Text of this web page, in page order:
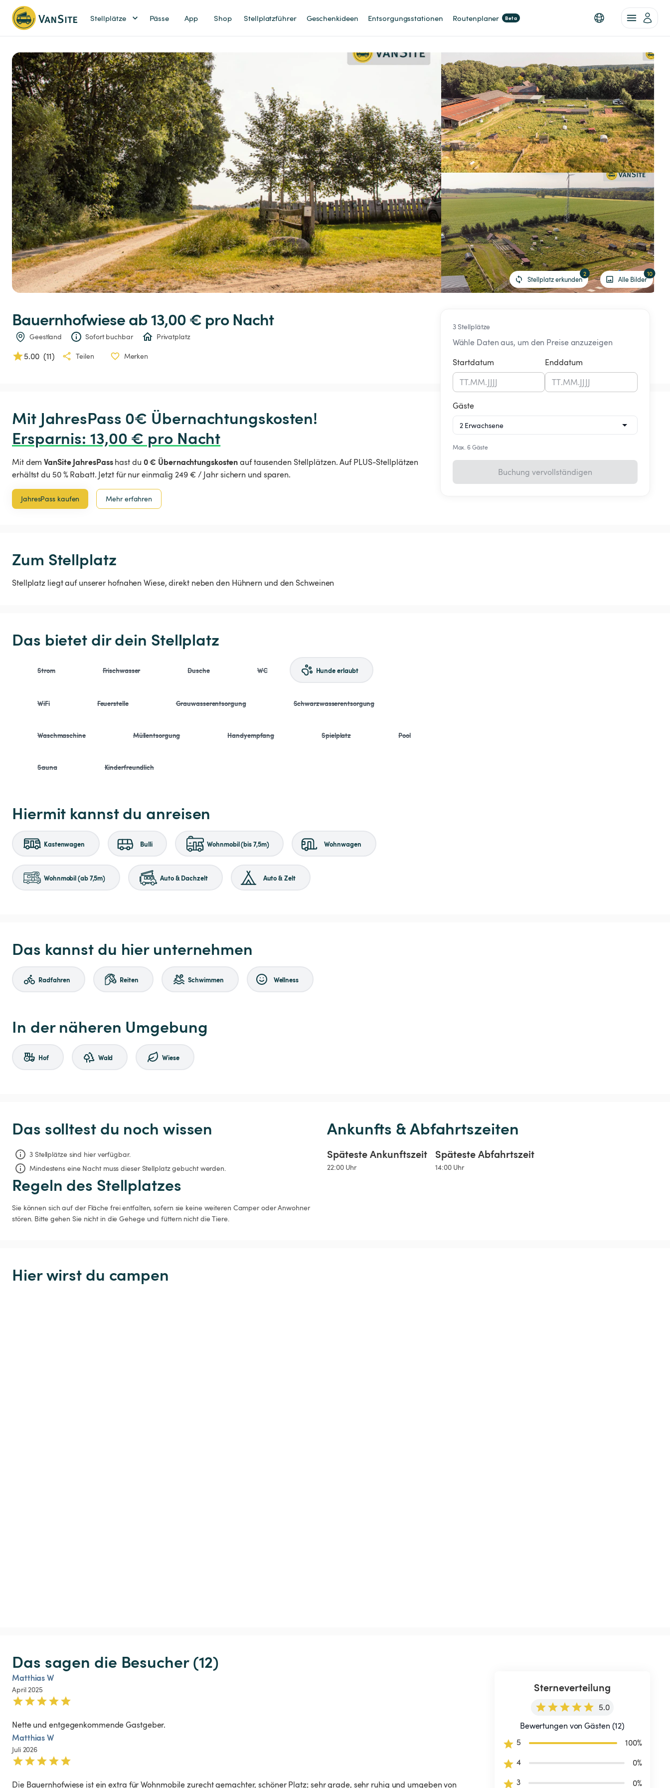
Stellplätze Pässe App Shop Stellplatzführer Geschenkideen Entsorgungsstationen Routenplaner Beta
Alle Bilder
10
Stellplatz erkunden
2
Bauernhofwiese ab 13,00 € pro Nacht
Geestland Sofort buchbar Privatplatz
5.00 (11) Teilen Merken
3 Stellplätze
Wähle Daten aus, um den Preise anzuzeigen
Startdatum
TT.MM.JJJJ
Enddatum
TT.MM.JJJJ
Gäste
Max. 6 Gäste
Buchung vervollständigen
Ersparnis: 13,00 € pro Nacht
Mit demVanSite JahresPasshast du 0 € Übernachtungskostenauf tausenden Stellplätzen. Auf PLUS-Stellplätzen
erhältst du 50 % Rabatt. Jetzt für nur einmalig 249 € / Jahr sichern und sparen.
JahresPass kaufen Mehr erfahren
Zum Stellplatz
Stellplatz liegt auf unserer hofnahen Wiese, direkt neben den Hühnern und den Schweinen
Das bietet dir dein Stellplatz
Strom Frischwasser Dusche WC Hunde erlaubt
WiFi Feuerstelle Grauwasserentsorgung Schwarzwasserentsorgung
Waschmaschine Müllentsorgung Handyempfang Spielplatz Pool
Sauna Kinderfreundlich
Hiermit kannst du anreisen
Kastenwagen Bulli Wohnmobil (bis 7,5m) Wohnwagen
Wohnmobil (ab 7,5m) Auto & Dachzelt Auto & Zelt
Das kannst du hier unternehmen
Radfahren Reiten Schwimmen Wellness
In der näheren Umgebung
Hof Wald Wiese
Das solltest du noch wissen
3 Stellplätze sind hier verfügbar.
Mindestens eine Nacht muss dieser Stellplatz gebucht werden.
Ankunfts & Abfahrtszeiten
Späteste Ankunftszeit
22:00 Uhr
Späteste Abfahrtszeit
14:00 Uhr
Regeln des Stellplatzes
Sie können sich auf der Fläche frei entfalten, sofern sie keine weiteren Camper oder Anwohner
stören. Bitte gehen Sie nicht in die Gehege und füttern nicht die Tiere.
Hier wirst du campen
Das sagen die Besucher (12)
Matthias W
April 2025
Nette und entgegenkommende Gastgeber.
Matthias W
Juli 2026
Die Bauernhofwiese ist ein extra für Wohnmobile zurecht gemachter, schöner Platz; sehr grade, sehr ruhig und umgeben von
Sterneverteilung
5.0
Bewertungen von Gästen (12)
5
100%
4
0%
3
0%